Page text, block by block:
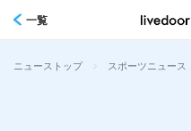
一覧
ニューストップ > スポーツニュース